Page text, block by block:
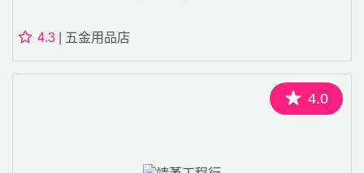
4.3 | 五金用品店
4.0